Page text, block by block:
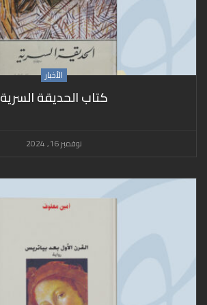
الأخبار
كتاب الحديقة السرية
نوفمبر 16, 2024